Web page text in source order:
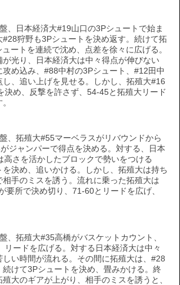
、日本経済大#19山口の3Pシュートで始ま
#28狩野も3Pシュートを決め返す。続けて拓
ートを連続で沈め、点差を徐々に広げる。
光り、日本経済大は中々得点が伸びない
め込み、#88中村の3Pシュート、#12田中
、追い上げを見せる。しかし、拓殖大#16
決め、反撃を許さず、54-45と拓殖大リード
、拓殖大#55マーベラスがリバウンドから
ジャンパーで得点を決める。対する、日本
高さを活かしたブロックで勢いをつける
を決め、追いかける。しかし、拓殖大は持ち
手のミスを誘う。流れに乗った拓殖大は
要所で決め切り、71-60とリードを広げ、
、拓殖大#35高橋がバスケットカウント、
リードを広げる。対する日本経済大は中々
い時間が流れる。その間に拓殖大は、#28
けて3Pシュートを決め、畳みかける。終
大のギアが上がり、相手のミスを誘うと、